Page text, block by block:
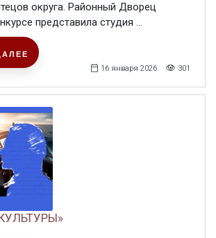
округа. Районный Дворец
представила студия ...
16 января 2026 301